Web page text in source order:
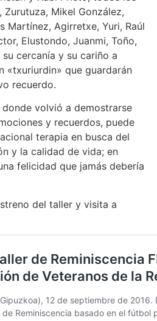
Mikel González,
Martínez, Agirretxe, Yuri, Raúl
Elustondo, Juanmi, Toño,
cercanía y su cariño a
«txuriurdin» que guardarán
recuerdo.
volvió a demostrarse
y recuerdos, puede
terapia en busca del
y la calidad de vida; en
felicidad que jamás debería
del taller y visita a